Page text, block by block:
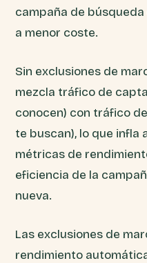
campaña de
a menor coste.
Sin exclusiones de
mezcla tráfico de
conocen) con tráfico
te buscan), lo que infla
métricas de
eficiencia de la
nueva.
Las exclusiones de
rendimiento